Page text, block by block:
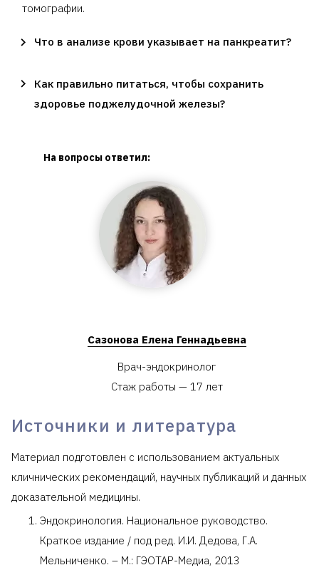
томографии.
Что в анализе крови указывает на панкреатит?
Как правильно питаться, чтобы сохранить
здоровье поджелудочной железы?
На вопросы ответил:
Сазонова Елена Геннадьевна
Врач-эндокринолог
Стаж работы — 17 лет
Источники и литература
Материал подготовлен с использованием актуальных
кличнических рекомендаций, научных публикаций и данных
доказательной медицины.
Эндокринология. Национальное руководство.
Краткое издание / под ред. И.И. Дедова, Г.А.
Мельниченко. – М.: ГЭОТАР-Медиа, 2013